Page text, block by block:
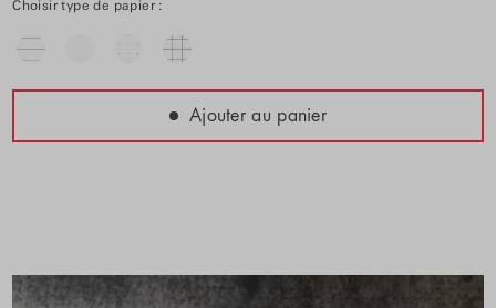
Choisir type de papier :
Ajouter au panier